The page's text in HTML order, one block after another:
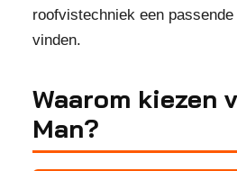
roofvistechniek een
vinden.
Waarom kiezen
Man?